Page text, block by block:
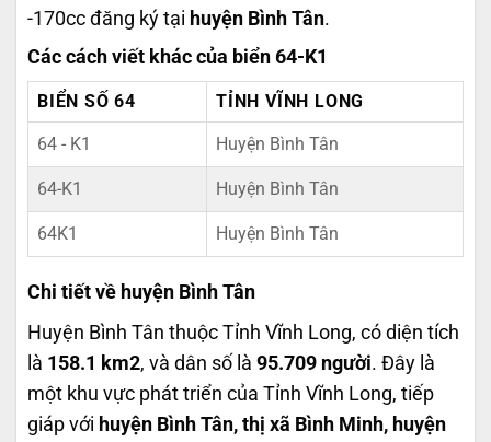
-170cc đăng ký tại huyện Bình Tân.
Các cách viết khác của biển 64-K1
BIỂN SỐ 64 TỈNH VĨNH LONG
64 - K1 Huyện Bình Tân
64-K1 Huyện Bình Tân
64K1 Huyện Bình Tân
Chi tiết về huyện Bình Tân
Huyện Bình Tân thuộc Tỉnh Vĩnh Long, có diện tích
là 158.1 km2, và dân số là 95.709 người. Đây là
một khu vực phát triển của Tỉnh Vĩnh Long, tiếp
giáp với huyện Bình Tân, thị xã Bình Minh, huyện